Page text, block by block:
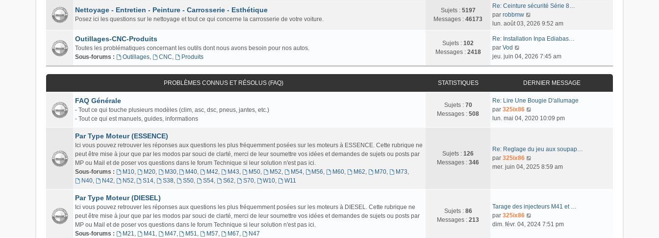
a
e
m
s
a
e
n
i
e
m
s
g
e
e
r
i
m
s
a
t
r
e
e
r
n
i
e
r
e
a
e
s
u
l
t
r
d
r
n
i
e
s
s
Nettoyage - Entretien - Peinture - Carrosserie - Esthétique
Posez ici les questions sur le nettoyage et tout ce qui concerne la carrosserie de votre voiture.
Sujets : 5197
Messages : 46173
Re: Ceinture sécurité Série 8…
par robbmw
o
s
l
t
e
r
l
e
e
i
r
a
e
lun. août 03, 2026 9:52 am
Outillages-CNC-Produits
Toutes les problématiques concernant les outils dont nous avons besoin pour nos autos.
Sous-forums :
Outillages, CNC, Produits
Sujets : 102
Messages : 2418
Re: Installation Inpa Ediabas…
par Vod
o
n
s
l
t
e
r
e
r
n
m
e
s
jeu. juin 04, 2026 7:45 am
PROBLÈMES CONNUS ET RÉSOLUS (FAQ) STATISTIQUES DERNIER MESSAGE
FAQ Générale
- Tout ce qui touche plusieurs modèles (clim, asc, dsc, pneus, jantes, etc.)
- Tout ce qui est manuels, guides, informations
Sujets : 70
Messages : 508
Re: Lire Une Bougie D'allumage
par 325ix86
o
l
e
d
r
lun. mai 04, 2020 10:09 pm
Par Type Moteur (ESSENCE)
Ici vous pouvez retrouver les réponses aux questions les plus fréquemment posées sur les moteurs à ESSENCE. Cette rubrique ne
peut être mise à jour que par les modos par souci de clarté, merci de leur soumettre vos idées et demandes de sujets ou posts par
MP ou Mail et de poser vos questions dans le forum Technique si leur solution n'est pas ici.
Sous-forums :
M10, M20, M30, M40, M42, M43, M50, M52, M54, M56, M60, M62, M70, M73,
N40, N42, N52, S14, S38, S50, S54, S62, S70, W10, W11
Sujets : 126
Messages : 346
Re: Reglage du jeu aux soupap…
par 325ix86
o
t
r
mer. juin 04, 2025 8:59 am
Par Type Moteur (DIESEL)
Ici vous pouvez retrouver les réponses aux questions les plus fréquemment posées sur les moteurs à DIESEL. Cette rubrique ne
peut être mise à jour que par les modos par souci de clarté, merci de leur soumettre vos idées et demandes de sujets ou posts par
MP ou Mail et de poser vos questions dans le forum Technique si leur solution n'est pas ici.
Sous-forums :
M21, M41, M47, M51, M57, M67, N47
Sujets : 86
Messages : 213
Tarage des injecteurs M41 et …
par 325ix86
o
dim. févr. 04, 2024 7:51 pm